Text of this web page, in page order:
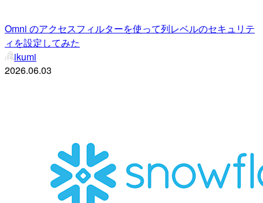
Omni のアクセスフィルターを使って列レベルのセキュリテ
ィを設定してみた
ikumi
2026.06.03